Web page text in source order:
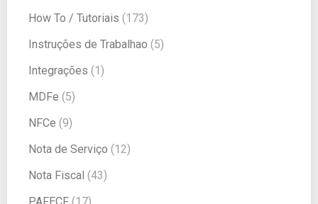
How To / Tutoriais (173)
Instruções de Trabalhao (5)
Integrações (1)
MDFe (5)
NFCe (9)
Nota de Serviço (12)
Nota Fiscal (43)